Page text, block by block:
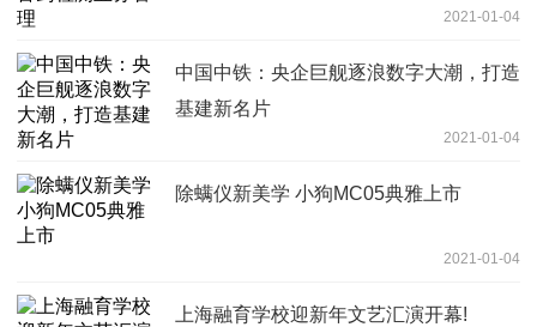
2021-01-04
中国中铁：央企巨舰逐浪数字大潮，打造
基建新名片
2021-01-04
除螨仪新美学 小狗MC05典雅上市
2021-01-04
上海融育学校迎新年文艺汇演开幕!